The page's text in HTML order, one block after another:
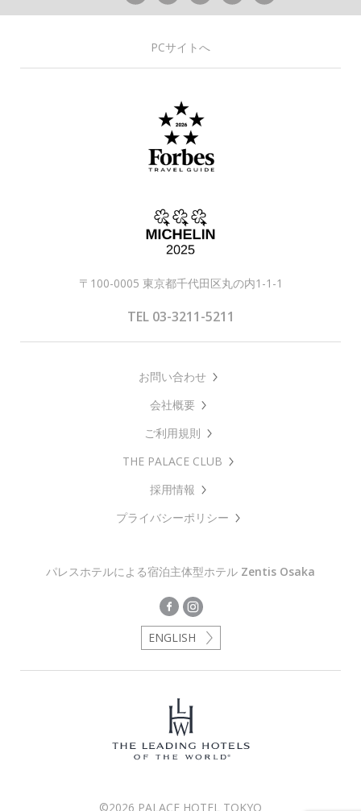
PCサイトへ
〒100-0005 東京都千代田区丸の内1-1-1
TEL 03-3211-5211
お問い合わせ
会社概要
ご利用規則
THE PALACE CLUB
採用情報
プライバシーポリシー
パレスホテルによる宿泊主体型ホテル Zentis Osaka
ENGLISH
©2026 PALACE HOTEL TOKYO